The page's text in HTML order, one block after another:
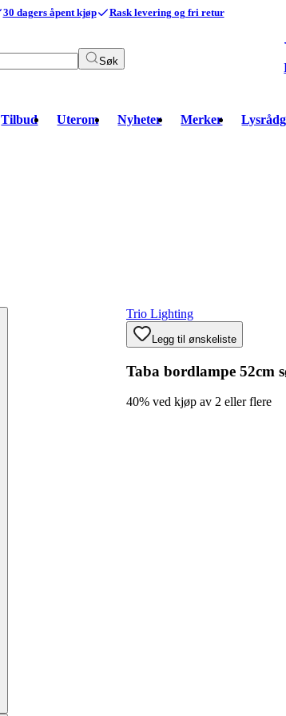
30 dagers åpent kjøp Rask levering og fri retur
Søk
Tilbud Uterom Nyheter Merker
Trio Lighting
Legg til ønskeliste
Taba bordlampe 52cm
40% ved kjøp av 2 eller flere